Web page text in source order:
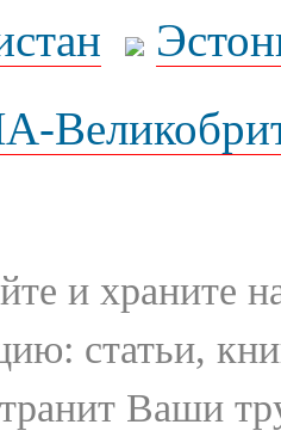
и храните
статьи,
Ваши